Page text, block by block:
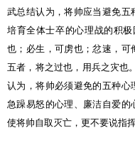
武总结认为，将帅应当避免五
培育全体士卒的心理战的积
也；必生，可虏也；忿速，
五者，将之过也，用兵之灾也
认为，将帅必须避免的五种心
急躁易怒的心理、廉洁自爱
使将帅自取灭亡，更不要说指